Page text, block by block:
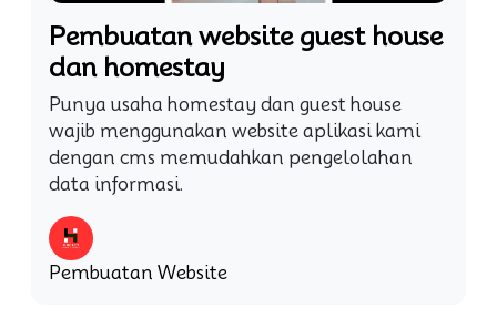
Pembuatan website guest house
dan homestay
Punya usaha homestay dan guest house
wajib menggunakan website aplikasi kami
dengan cms memudahkan pengelolahan
data informasi.
Pembuatan Website